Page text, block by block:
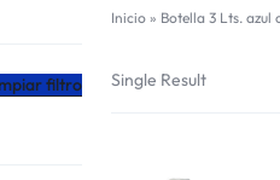
Inicio » Botella 3 Lts. azul
Single Result
filtro